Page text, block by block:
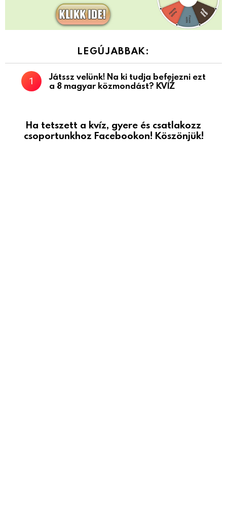
LEGÚJABBAK:
Játssz velünk! Na ki tudja befejezni ezt
a 8 magyar közmondást? KVÍZ
Ha tetszett a kvíz, gyere és csatlakozz
csoportunkhoz Facebookon! Köszönjük!